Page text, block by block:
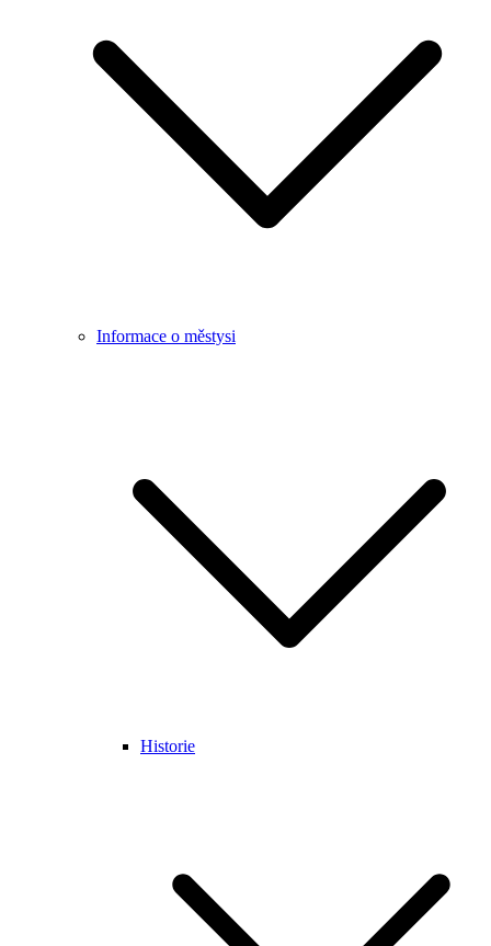
Informace o městysi
Historie